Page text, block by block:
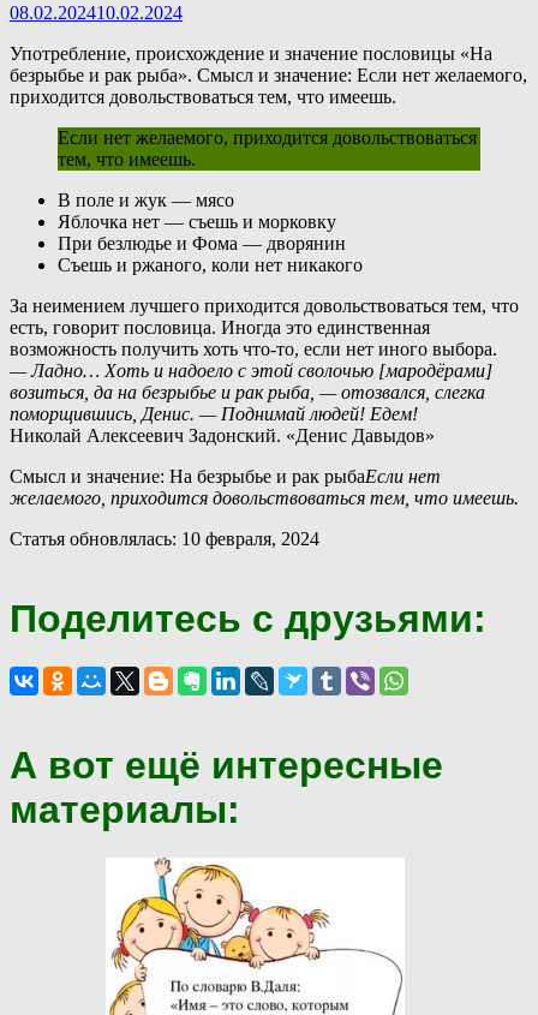
08.02.202410.02.2024
Употребление, происхождение и значение пословицы «На
безрыбье и рак рыба». Смысл и значение: Если нет желаемого,
приходится довольствоваться тем, что имеешь.
Если нет желаемого, приходится довольствоваться
тем, что имеешь.
В поле и жук — мясо
Яблочка нет — съешь и морковку
При безлюдье и Фома — дворянин
Съешь и ржаного, коли нет никакого
За неимением лучшего приходится довольствоваться тем, что
есть, говорит пословица. Иногда это единственная
возможность получить хоть что-то, если нет иного выбора.
— Ладно… Хоть и надоело с этой сволочью [мародёрами]
возиться, да на безрыбье и рак рыба, — отозвался, слегка
поморщившись, Денис. — Поднимай людей! Едем!
Николай Алексеевич Задонский. «Денис Давыдов»
Смысл и значение: На безрыбье и рак рыбаЕсли нет
желаемого, приходится довольствоваться тем, что имеешь.
Статья обновлялась: 10 февраля, 2024
Поделитесь с друзьями:
А вот ещё интересные
материалы: